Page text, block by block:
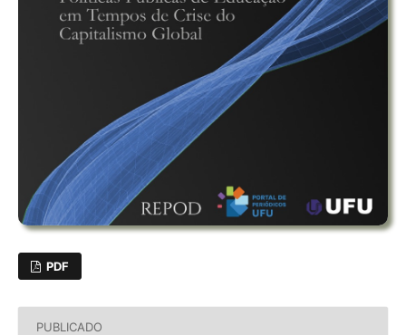
PDF
PUBLICADO